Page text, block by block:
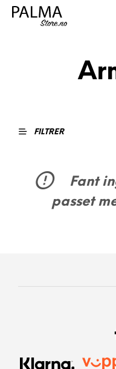
FILTRER
Fant
passet